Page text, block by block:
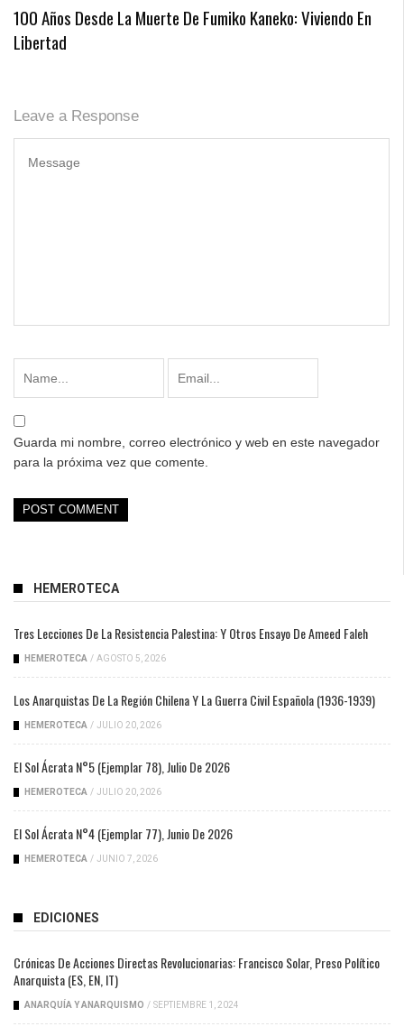
100 Años Desde La Muerte De Fumiko Kaneko: Viviendo En
Libertad
Leave a Response
Guarda mi nombre, correo electrónico y web en este navegador
para la próxima vez que comente.
HEMEROTECA
Tres Lecciones De La Resistencia Palestina: Y Otros Ensayo De Ameed Faleh
HEMEROTECA / AGOSTO 5, 2026
Los Anarquistas De La Región Chilena Y La Guerra Civil Española (1936-1939)
HEMEROTECA / JULIO 20, 2026
El Sol Ácrata N°5 (ejemplar 78), Julio De 2026
HEMEROTECA / JULIO 20, 2026
El Sol Ácrata N°4 (ejemplar 77), Junio De 2026
HEMEROTECA / JUNIO 7, 2026
EDICIONES
Crónicas De Acciones Directas Revolucionarias: Francisco Solar, Preso Político
Anarquista (ES, EN, IT)
ANARQUÍA Y ANARQUISMO / SEPTIEMBRE 1, 2024